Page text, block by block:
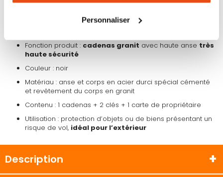
tous les cookies peut limiter certaines fonctionnalités.
Personnaliser
Fonction produit : cadenas granit avec haute anse très
haute sécurité
Couleur : noir
Matériau : anse et corps en acier durci spécial cémenté
et revêtement du corps en granit
Contenu : 1 cadenas + 2 clés + 1 carte de propriétaire
Utilisation : protection d’objets ou de biens présentant un
risque de vol, idéal pour l’extérieur
Description